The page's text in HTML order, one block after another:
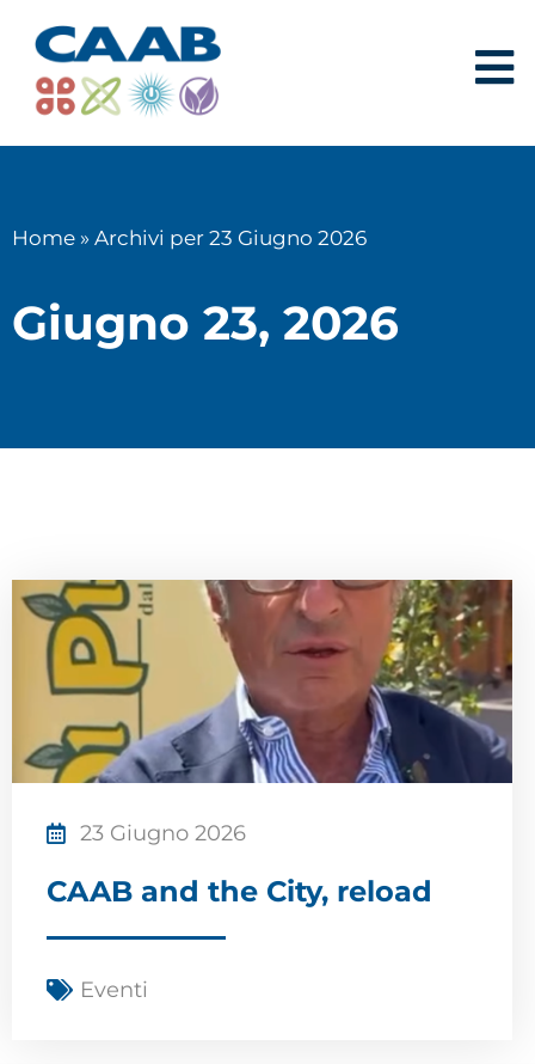
Home » Archivi per 23 Giugno 2026
Giugno 23, 2026
23 Giugno 2026
CAAB and the City, reload
Eventi